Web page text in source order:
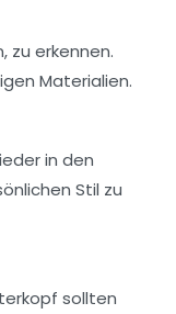
zu erkennen.
Materialien.
in den
Stil zu
sollten